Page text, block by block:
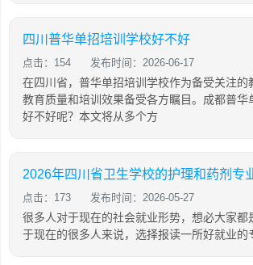
四川普华单招培训学校好不好
点击：154 发布时间：2026-06-17
在四川省，普华单招培训学校作为备受关注的
教育质量和培训效果备受各方瞩目。成都普华
好不好呢？本文将从多个方
2026年四川省卫生学校的护理和药剂专
点击：173 发布时间：2026-05-27
很多人对于现在的社会就业形势，想必大家都
于现在的很多人来说，选择报读一所好就业的